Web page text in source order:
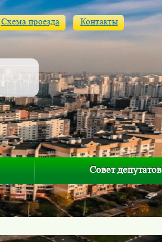
Схема проезда Контакты
Совет депутатов